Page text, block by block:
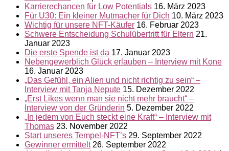
Karrierechancen für Low Potentials 16. März 2023
Für U30: Ein kleiner Mutmacher für Dich 10. März 2023
Wichtig für unsere NFT-Käufer 16. Februar 2023
Schwere Entscheidung Schulübertritt für Eltern 21.
Januar 2023
Die erste Spende ist da 17. Januar 2023
Nebengewerblich Glück erlauben – Interview mit Kone
16. Januar 2023
„Das Gefühl, ein Alien und nicht richtig zu sein“ –
Interview mit Tanja Nepute 15. Dezember 2022
„Erst Likes wenn man sie nicht mehr braucht“ –
Interview von der Gründerin 5. Dezember 2022
„In jedem von Euch steckt eine Kraft“ – Interview mit
Thomas 23. November 2022
Start unseres Tempel-NFT’s 29. September 2022
Gewinner ermittelt 26. September 2022